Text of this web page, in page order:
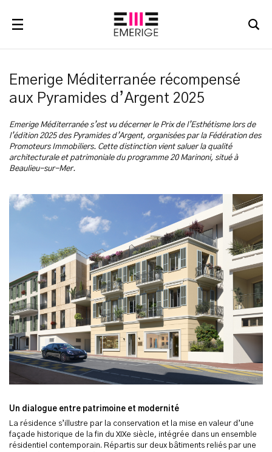
RECHERCHER
Emerige Méditerranée récompensé
aux Pyramides d’Argent 2025
Emerige Méditerranée s’est vu décerner le Prix de l’Esthétisme lors de
l’édition 2025 des Pyramides d’Argent, organisées par la Fédération des
Promoteurs Immobiliers. Cette distinction vient saluer la qualité
architecturale et patrimoniale du programme 20 Marinoni, situé à
Beaulieu-sur-Mer.
Un dialogue entre patrimoine et modernité
La résidence s’illustre par la conservation et la mise en valeur d’une
façade historique de la fin du XIXe siècle, intégrée dans un ensemble
résidentiel contemporain. Répartis sur deux bâtiments reliés par une